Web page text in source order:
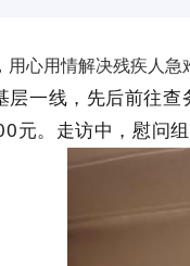
心用情解决残疾人急
层一线，先后前往
元。走访中， 慰问